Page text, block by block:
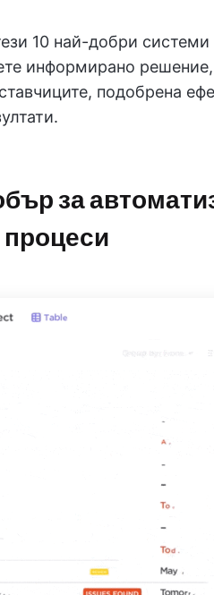
10 най-добри системи
информирано
подобрена
за